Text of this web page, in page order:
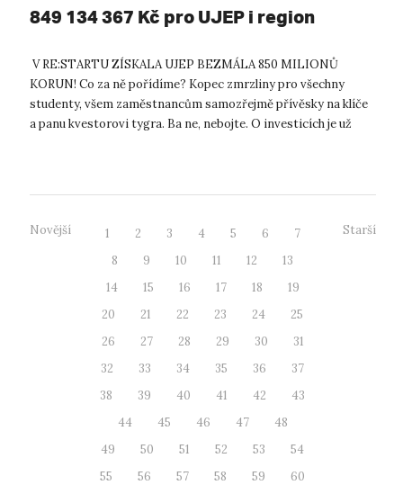
849 134 367 Kč pro UJEP i region
V RE:STARTU ZÍSKALA UJEP BEZMÁLA 850 MILIONŮ
KORUN! Co za ně pořídíme? Kopec zmrzliny pro všechny
studenty, všem zaměstnancům samozřejmě přívěsky na klíče
a panu kvestorovi tygra. Ba ne, nebojte. O investicích je už
Novější 1 2 3 4 5 6
7
8
9 10 11 12
13
14
15 16 17 18
19
20
21 22 23 24
25
26
27 28 29 30
31
32
33 34 35 36
37
38
39 40 41 42
43
44
45 46 47
48
49
50 51 52 53
54
55
56 57 58 59
60
Starší